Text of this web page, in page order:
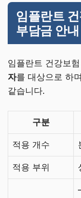
임플란트
부담금 안내
임플란트 건강보
자를 대상으로 하
같습니다.
구분
적용 개수
적용 부위